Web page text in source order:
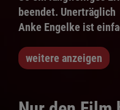
beendet. Unerträglich
Anke Engelke ist
weitere anzeigen